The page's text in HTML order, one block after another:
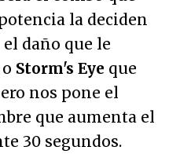
la deciden
daño que le
Storm's Eye que
nos pone el
que aumenta el
30 segundos.